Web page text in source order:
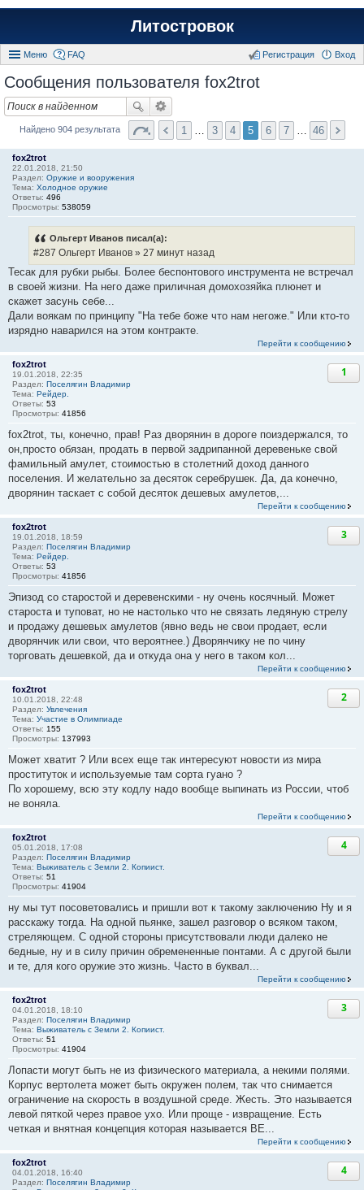
Литостровок
Меню FAQ Вход
Регистрация
Сообщения пользователя fox2trot
Найдено 904 результата 1 3 4 5 6 7 46
fox2trot
22.01.2018, 21:50
Раздел: Оружие и вооружения
Тема: Холодное оружие
Ответы: 496
Просмотры: 538059
Ольгерт Иванов писал(а):
#287 Ольгерт Иванов » 27 минут назад
Тесак для рубки рыбы. Более беспонтового инструмента не встречал
в своей жизни. На него даже приличная домохозяйка плюнет и
скажет засунь себе...
Дали воякам по принципу "На тебе боже что нам негоже." Или кто-то
изрядно наварился на этом контракте.
Перейти к сообщению
fox2trot
19.01.2018, 22:35
Раздел: Поселягин Владимир
Тема: Рейдер.
Ответы: 53
Просмотры: 41856
1
fox2trot, ты, конечно, прав! Раз дворянин в дороге поиздержался, то
он,просто обязан, продать в первой задрипанной деревеньке свой
фамильный амулет, стоимостью в столетний доход данного
поселения. И желательно за десяток серебрушек. Да, да конечно,
дворянин таскает с собой десяток дешевых амулетов,...
Перейти к сообщению
fox2trot
19.01.2018, 18:59
Раздел: Поселягин Владимир
Тема: Рейдер.
Ответы: 53
Просмотры: 41856
3
Эпизод со старостой и деревенскими - ну очень косячный. Может
староста и туповат, но не настолько что не связать ледяную стрелу
и продажу дешевых амулетов (явно ведь не свои продает, если
дворянчик или свои, что вероятнее.) Дворянчику не по чину
торговать дешевкой, да и откуда она у него в таком кол...
Перейти к сообщению
fox2trot
10.01.2018, 22:48
Раздел: Увлечения
Тема: Участие в Олимпиаде
Ответы: 155
Просмотры: 137993
2
Может хватит ? Или всех еще так интересуют новости из мира
проституток и используемые там сорта гуано ?
По хорошему, всю эту кодлу надо вообще выпинать из России, чтоб
не воняла.
Перейти к сообщению
fox2trot
05.01.2018, 17:08
Раздел: Поселягин Владимир
Тема: Выживатель с Земли 2. Копиист.
Ответы: 51
Просмотры: 41904
4
ну мы тут посоветовались и пришли вот к такому заключению Ну и я
расскажу тогда. На одной пьянке, зашел разговор о всяком таком,
стреляющем. С одной стороны присутствовали люди далеко не
бедные, ну и в силу причин обремененные понтами. А с другой были
и те, для кого оружие это жизнь. Часто в буквал...
Перейти к сообщению
fox2trot
04.01.2018, 18:10
Раздел: Поселягин Владимир
Тема: Выживатель с Земли 2. Копиист.
Ответы: 51
Просмотры: 41904
3
Лопасти могут быть не из физического материала, а некими полями.
Корпус вертолета может быть окружен полем, так что снимается
ограничение на скорость в воздушной среде. Жесть. Это называется
левой пяткой через правое ухо. Или проще - извращение. Есть
четкая и внятная концепция которая называется ВЕ...
Перейти к сообщению
fox2trot
04.01.2018, 16:40
Раздел: Поселягин Владимир
4